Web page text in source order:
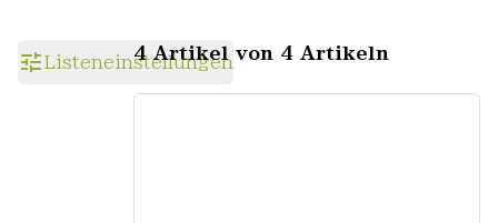
Listeneinstellungen
4 Artikel von 4 Artikeln